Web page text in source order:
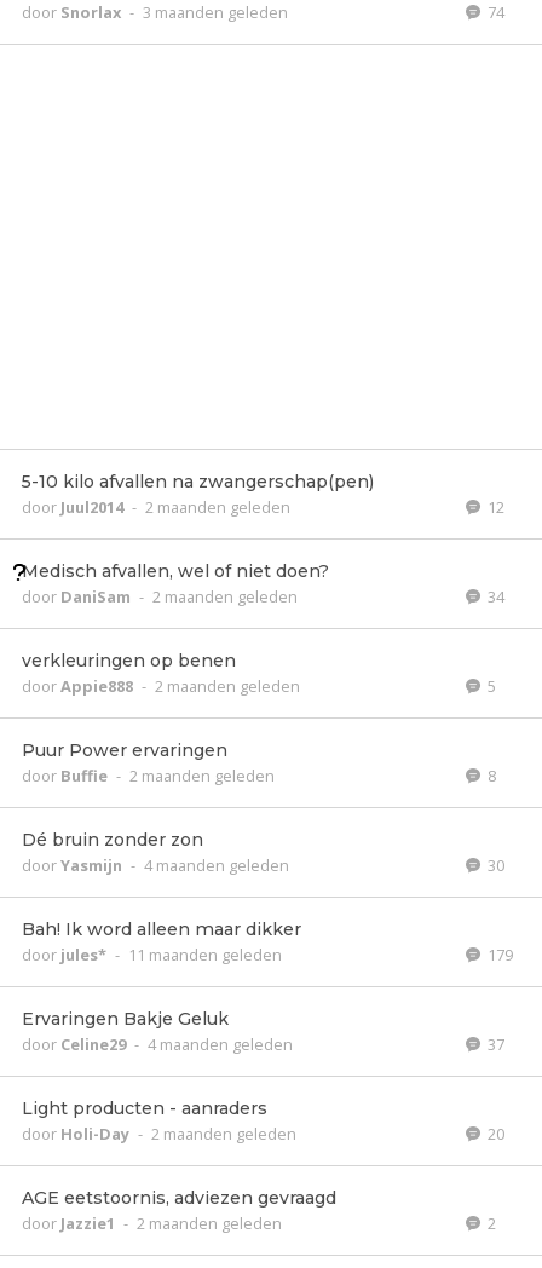
door Snorlax - 3 maanden geleden 74
5-10 kilo afvallen na zwangerschap(pen)
door Juul2014 - 2 maanden geleden 12
Medisch afvallen, wel of niet doen?
door DaniSam - 2 maanden geleden 34
verkleuringen op benen
doorAppie888 - 2 maanden geleden 5
Puur Power ervaringen
door Buffie - 2 maanden geleden 8
Dé bruin zonder zon
doorYasmijn - 4 maanden geleden 30
Bah! Ik word alleen maar dikker
door jules* - 11 maanden geleden 179
Ervaringen Bakje Geluk
door Celine29 - 4 maanden geleden 37
Light producten - aanraders
door Holi-Day - 2 maanden geleden 20
AGE eetstoornis, adviezen gevraagd
door Jazzie1 - 2 maanden geleden 2